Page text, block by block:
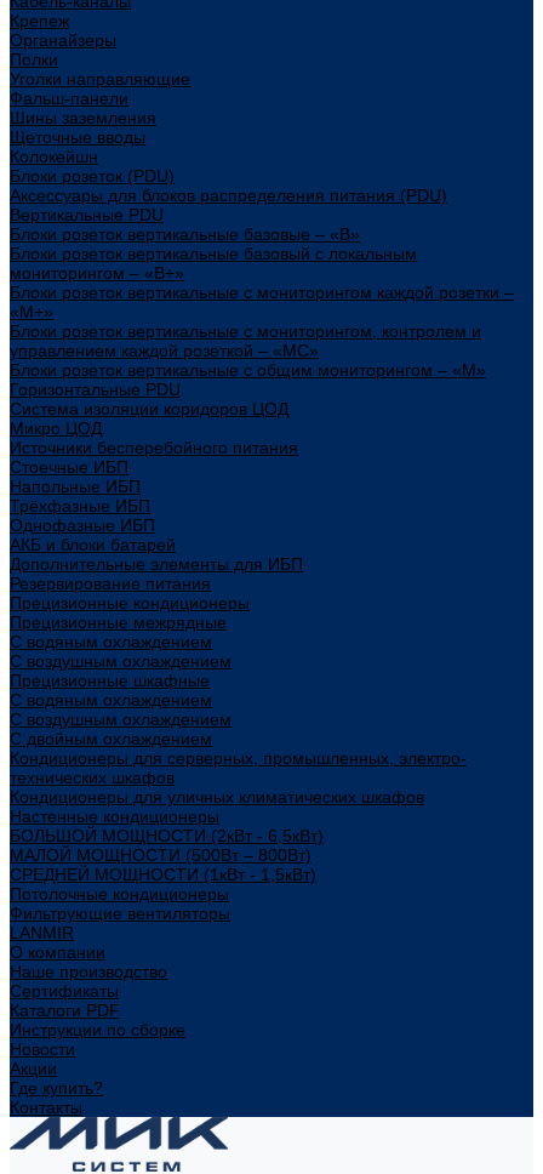
Крепеж
Органайзеры
Полки
Уголки направляющие
Фальш-панели
Шины заземления
Щеточные вводы
Колокейшн
Блоки розеток (PDU)
Аксессуары для блоков распределения питания (PDU)
Вертикальные PDU
Блоки розеток вертикальные базовые – «В»
Блоки розеток вертикальные базовый с локальным
мониторингом – «В+»
Блоки розеток вертикальные с мониторингом каждой розетки –
«М+»
Блоки розеток вертикальные с мониторингом, контролем и
управлением каждой розеткой – «МС»
Блоки розеток вертикальные с общим мониторингом – «М»
Горизонтальные PDU
Система изоляции коридоров ЦОД
Микро ЦОД
Источники бесперебойного питания
Стоечные ИБП
Напольные ИБП
Трёхфазные ИБП
Однофазные ИБП
АКБ и блоки батарей
Дополнительные элементы для ИБП
Резервирование питания
Прецизионные кондиционеры
Прецизионные межрядные
С водяным охлаждением
С воздушным охлаждением
Прецизионные шкафные
С водяным охлаждением
С воздушным охлаждением
С двойным охлаждением
Кондиционеры для серверных, промышленных, электро-
технических шкафов
Кондиционеры для уличных климатических шкафов
Настенные кондиционеры
БОЛЬШОЙ МОЩНОСТИ (2кВт - 6,5кВт)
МАЛОЙ МОЩНОСТИ (500Вт – 800Вт)
СРЕДНЕЙ МОЩНОСТИ (1кВт - 1,5кВт)
Потолочные кондиционеры
Фильтрующие вентиляторы
LANMIR
О компании
Наше производство
Сертификаты
Каталоги PDF
Инструкции по сборке
Новости
Акции
Где купить?
Контакты